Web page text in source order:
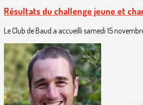
Résultats du challenge jeune et
Le Club de Baud a accueilli samedi 15